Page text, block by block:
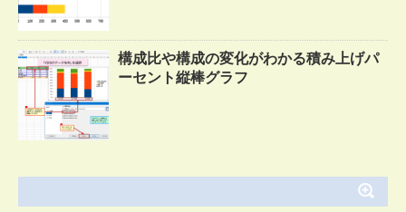
構成比や構成の変化がわかる積み上げパ
ーセント縦棒グラフ